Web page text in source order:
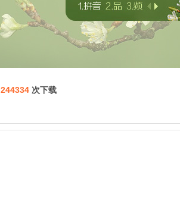
244334 次下载